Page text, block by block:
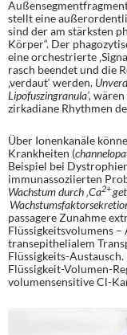
stellt eine
sind der am stärksten
Körper“. Der
eine orchestrierte
rasch beendet und die
‚verdaut‘ werden.
Lipofuszingranula‘, wären
zirkadiane Rhythmen
Über Ionenkanäle
Krankheiten (c
Beispiel bei
immunassoziierten
Wachstum durch ‚Ca2+
passagere Zunahme
Flüssigkeitsvolumens –
transepithelialem
Flüssigkeits-
Flüssigkeit-Volumen-
volumensensitive Cl-